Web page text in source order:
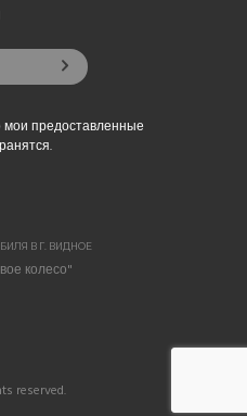
мои предоставленные
В Г. ВИДНОЕ
колесо"
reserved.